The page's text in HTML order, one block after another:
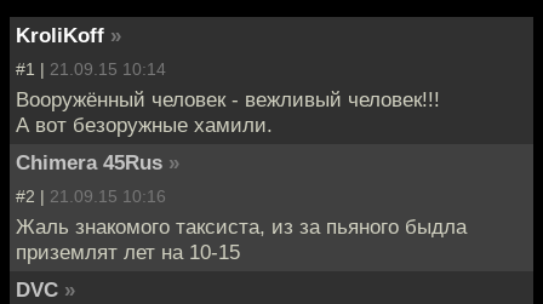
KroliKoff »
#1 | 21.09.15 10:14
Вооружённый человек - вежливый человек!!!
А вот безоружные хамили.
Chimera 45Rus »
#2 | 21.09.15 10:16
Жаль знакомого таксиста, из за пьяного быдла
приземлят лет на 10-15
DVC »